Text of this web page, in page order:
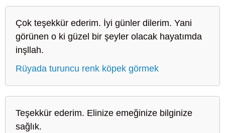
Çok teşekkür ederim. İyi günler dilerim. Yani
görünen o ki güzel bir şeyler olacak hayatımda
inşllah.
Rüyada turuncu renk köpek görmek
Teşekkür ederim. Elinize emeğinize bilginize
sağlık.